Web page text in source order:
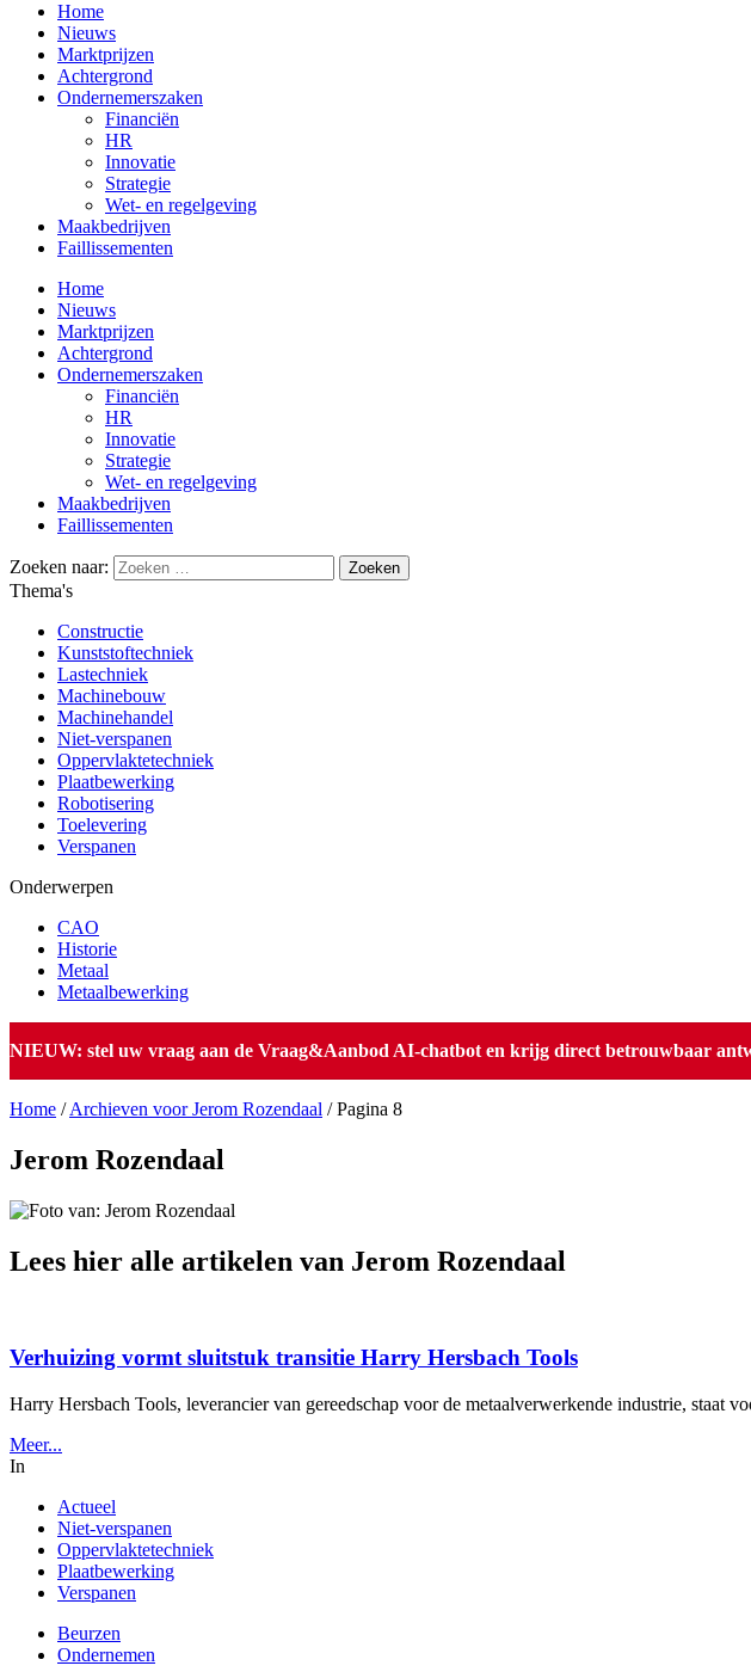
Home
Nieuws
Marktprijzen
Achtergrond
Ondernemerszaken
Financiën
HR
Innovatie
Strategie
Wet- en regelgeving
Maakbedrijven
Faillissementen
Home
Nieuws
Marktprijzen
Achtergrond
Ondernemerszaken
Financiën
HR
Innovatie
Strategie
Wet- en regelgeving
Maakbedrijven
Faillissementen
Zoeken naar:
Thema's
Constructie
Kunststoftechniek
Lastechniek
Machinebouw
Machinehandel
Niet-verspanen
Oppervlaktetechniek
Plaatbewerking
Robotisering
Toelevering
Verspanen
Onderwerpen
CAO
Historie
Metaal
Metaalbewerking
NIEUW: stel uw vraag aan de Vraag&Aanbod AI-chatbot en krijg direct betrouwbaar
Home /Archieven voor Jerom Rozendaal /Pagina 8
Jerom Rozendaal
Lees hier alle artikelen van Jerom Rozendaal
Verhuizing vormt sluitstuk transitie Harry Hersbach Tools
Harry Hersbach Tools, leverancier van gereedschap voor de metaalverwerkende industrie, staat
Meer...
In
Actueel
Niet-verspanen
Oppervlaktetechniek
Plaatbewerking
Verspanen
Beurzen
Ondernemen